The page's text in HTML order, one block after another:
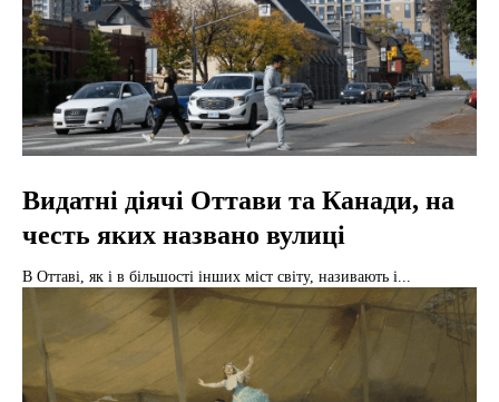
Видатні діячі Оттави та Канади, на
честь яких названо вулиці
В Оттаві, як і в більшості інших міст світу, називають і...